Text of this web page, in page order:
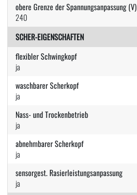
obere Grenze der Spannungsanpassung (V)
240
SCHER-EIGENSCHAFTEN
flexibler Schwingkopf
ja
waschbarer Scherkopf
ja
Nass- und Trockenbetrieb
ja
abnehmbarer Scherkopf
ja
sensorgest. Rasierleistungsanpassung
ja